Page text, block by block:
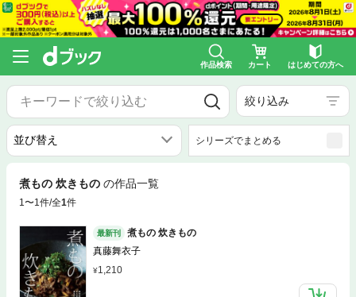
作品検索 カート はじめての方へ
絞り込み
シリーズでまとめる
煮もの 炊きもの の作品一覧
1〜1件/全1件
最新刊
煮もの 炊きもの
真藤舞衣子
1,210